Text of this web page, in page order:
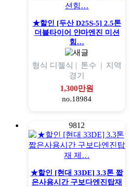
★할인 [두산 D25S-5] 2.5톤
더블타이어 얀마엔진 미션
힘…
형식 디젤식 | 톤수 | 지역
경기
1,300만원
no.18984
9812
★할인 [현대 33DE] 3.3톤 짧
은사용시간 구보다엔진탑재